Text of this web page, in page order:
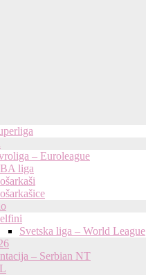
– Euroleague
liga
Svetska liga – World League
– Serbian NT